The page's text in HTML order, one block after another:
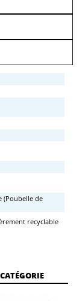
(Poubelle de
recyclable